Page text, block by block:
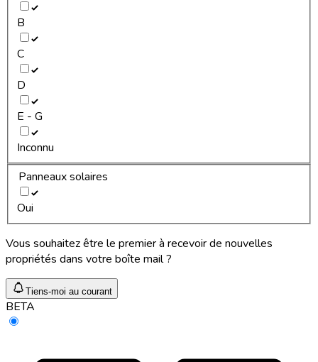
B
C
D
E - G
Inconnu
Panneaux solaires
Oui
Vous souhaitez être le premier à recevoir de nouvelles
propriétés dans votre boîte mail ?
Tiens-moi au courant
BETA